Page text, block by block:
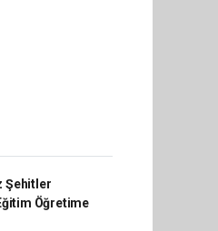
Şehitler
Öğretime